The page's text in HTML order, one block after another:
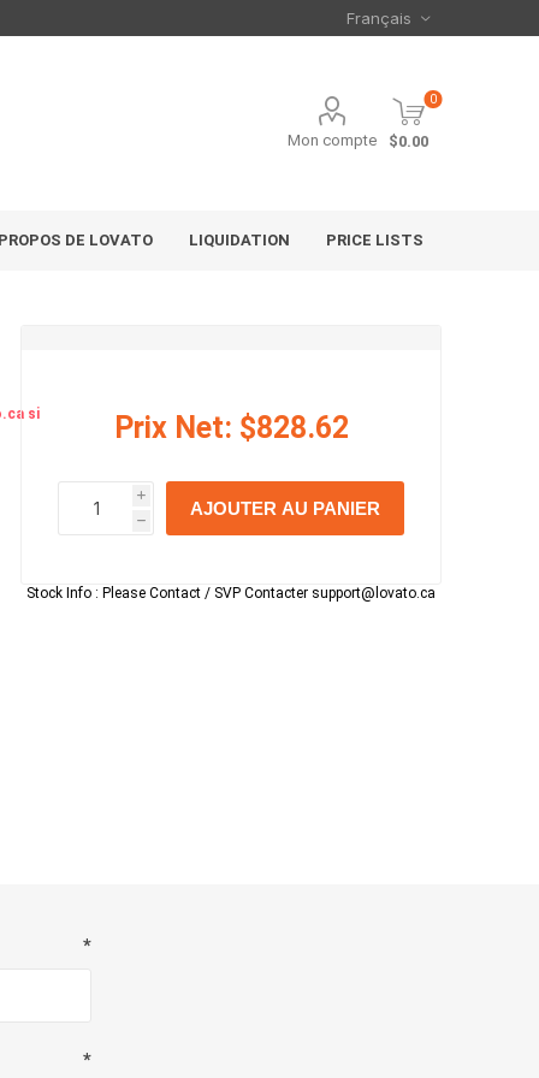
Mon compte
0
$0.00
DE LOVATO LIQUIDATION PRICE LISTS
si Prix Net: $828.62
i
h
h
AJOUTER AU PANIER
Stock Info : Please Contact / SVP Contacter support@lovato.ca
*
*